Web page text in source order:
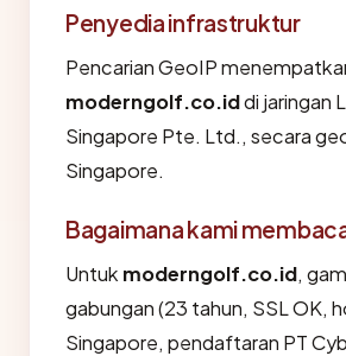
Penyedia infrastruktur
Pencarian GeoIP
moderngolf.co.iddi jaringan
Singapore Pte. Ltd., secara
Singapore.
Bagaimana kami
Untuk moderngolf.co.id,
gabungan (23 tahun, SSL OK,
Singapore, pendaftaran PT